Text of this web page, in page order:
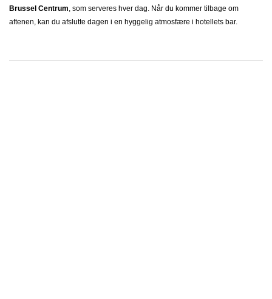
Brussel Centrum, som serveres hver dag. Når du kommer tilbage om
aftenen, kan du afslutte dagen i en hyggelig atmosfære i hotellets bar.